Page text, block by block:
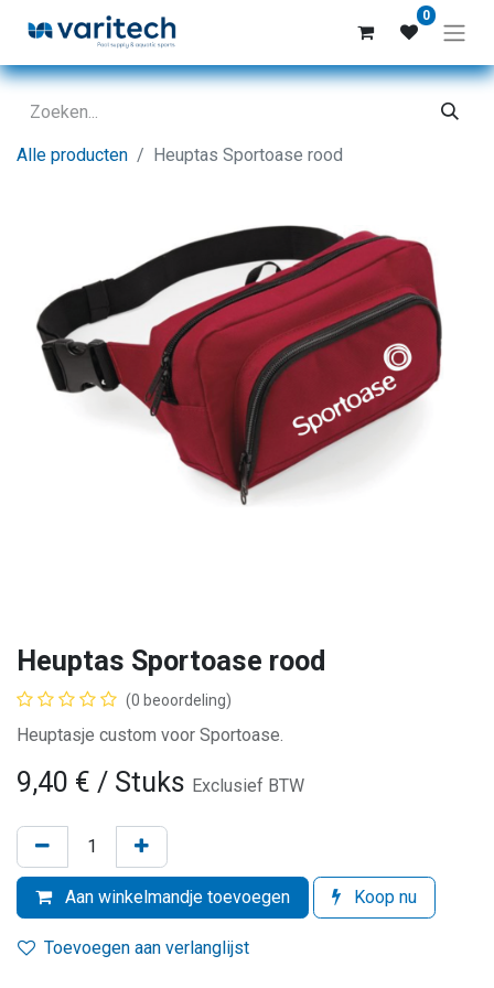
0
Alle producten Heuptas Sportoase rood
Heuptas Sportoase rood
(0 beoordeling)
Heuptasje custom voor Sportoase.
9,40 € / Stuks Exclusief BTW
Aan winkelmandje toevoegen Koop nu
Toevoegen aan verlanglijst